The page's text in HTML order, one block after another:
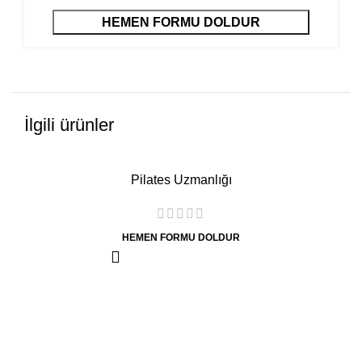
HEMEN FORMU DOLDUR
İlgili ürünler
Pilates Uzmanlığı
HEMEN FORMU DOLDUR